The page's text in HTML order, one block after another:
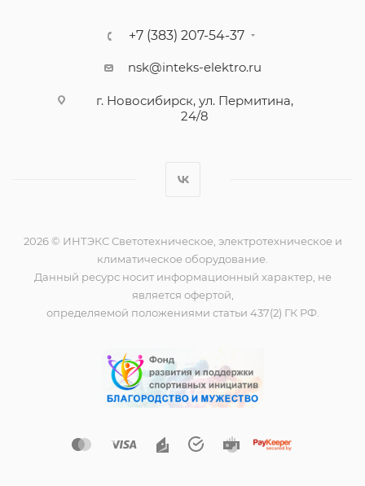
+7 (383) 207-54-37
nsk@inteks-elektro.ru
г. Новосибирск, ул. Пермитина,
24/8
2026 © ИНТЭКС Светотехническое, электротехническое и
климатическое оборудование.
Данный ресурс носит информационный характер, не
является офертой,
определяемой положениями статьи 437(2) ГК РФ.